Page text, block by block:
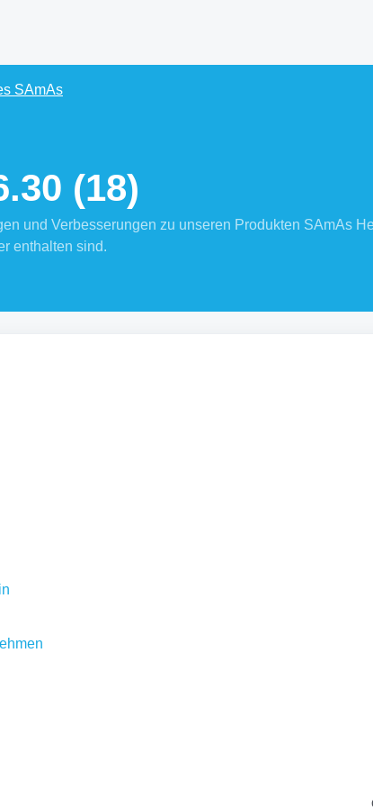
SAmAs
(18)
und Verbesserungen zu unseren Produkten SAmAs
enthalten sind.